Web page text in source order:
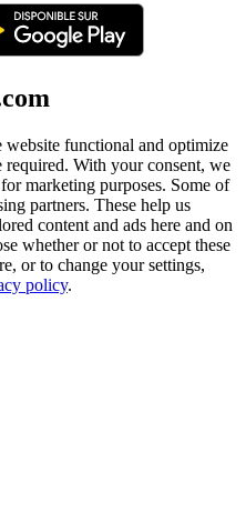
website functional and optimize
required. With your consent, we
marketing purposes. Some of
partners. These help us
content and ads here and on
whether or not to accept these
or to change your settings,
policy.